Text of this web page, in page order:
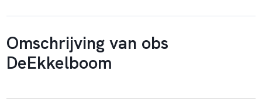
Omschrijving van obs
DeEkkelboom